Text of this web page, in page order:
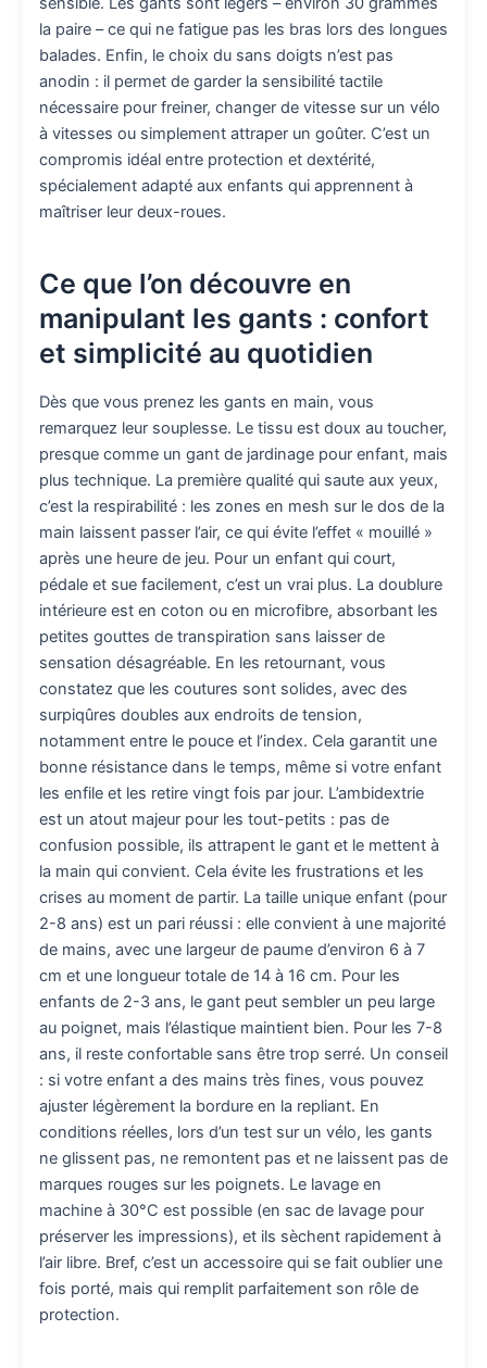
la paire – ce qui ne fatigue pas les bras lors des longues
balades. Enfin, le choix du sans doigts n’est pas
anodin : il permet de garder la sensibilité tactile
nécessaire pour freiner, changer de vitesse sur un vélo
à vitesses ou simplement attraper un goûter. C’est un
compromis idéal entre protection et dextérité,
spécialement adapté aux enfants qui apprennent à
maîtriser leur deux-roues.
Ce que l’on découvre en
manipulant les gants : confort
et simplicité au quotidien
Dès que vous prenez les gants en main, vous
remarquez leur souplesse. Le tissu est doux au toucher,
presque comme un gant de jardinage pour enfant, mais
plus technique. La première qualité qui saute aux yeux,
c’est la respirabilité : les zones en mesh sur le dos de la
main laissent passer l’air, ce qui évite l’effet « mouillé »
après une heure de jeu. Pour un enfant qui court,
pédale et sue facilement, c’est un vrai plus. La doublure
intérieure est en coton ou en microfibre, absorbant les
petites gouttes de transpiration sans laisser de
sensation désagréable. En les retournant, vous
constatez que les coutures sont solides, avec des
surpiqûres doubles aux endroits de tension,
notamment entre le pouce et l’index. Cela garantit une
bonne résistance dans le temps, même si votre enfant
les enfile et les retire vingt fois par jour. L’ambidextrie
est un atout majeur pour les tout-petits : pas de
confusion possible, ils attrapent le gant et le mettent à
la main qui convient. Cela évite les frustrations et les
crises au moment de partir. La taille unique enfant (pour
2-8 ans) est un pari réussi : elle convient à une majorité
de mains, avec une largeur de paume d’environ 6 à 7
cm et une longueur totale de 14 à 16 cm. Pour les
enfants de 2-3 ans, le gant peut sembler un peu large
au poignet, mais l’élastique maintient bien. Pour les 7-8
ans, il reste confortable sans être trop serré. Un conseil
: si votre enfant a des mains très fines, vous pouvez
ajuster légèrement la bordure en la repliant. En
conditions réelles, lors d’un test sur un vélo, les gants
ne glissent pas, ne remontent pas et ne laissent pas de
marques rouges sur les poignets. Le lavage en
machine à 30°C est possible (en sac de lavage pour
préserver les impressions), et ils sèchent rapidement à
l’air libre. Bref, c’est un accessoire qui se fait oublier une
fois porté, mais qui remplit parfaitement son rôle de
protection.